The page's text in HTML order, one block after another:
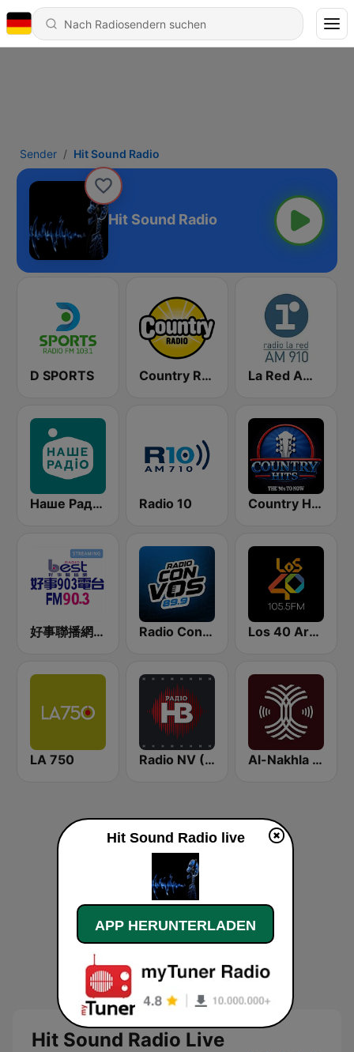
Sender Hit Sound Radio
Hit Sound Radio
D SPORTS Country Radio La Red AM 910
Наше Радио (Nashe Radio) 107.9 Radio 10 Country Hits
好事聯播網 Best Radio FM90.3 Radio Con Vos 89.9 Los 40 Argentina
LA 750 Radio NV (Радіо НВ) Al-Nakhla FM
Hit Sound Radio Live
Hit Sound Radio live
APP HERUNTERLADEN